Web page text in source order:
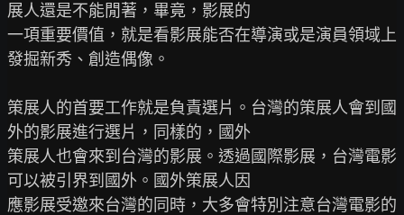
展人還是不能閒著，畢竟，影展的
一項重要價值，就是看影展能否在導演或是演員領域上
發掘新秀、創造偶像。
策展人的首要工作就是負責選片。台灣的策展人會到國
外的影展進行選片，同樣的，國外
策展人也會來到台灣的影展。透過國際影展，台灣電影
可以被引界到國外。國外策展人因
應影展受邀來台灣的同時，大多會特別注意台灣電影的